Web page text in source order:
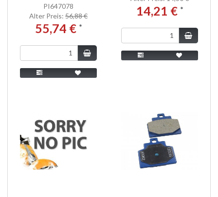
PI647078
Alter Preis: 56,88 €
55,74 € *
14,21 € *